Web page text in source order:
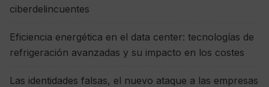
ciberdelincuentes
Eficiencia energética en el data center: tecnologías de
refrigeración avanzadas y su impacto en los costes
Las identidades falsas, el nuevo ataque a las empresas